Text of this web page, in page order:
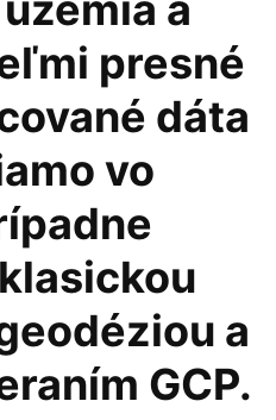
presné
dáta
vo
a
GCP.